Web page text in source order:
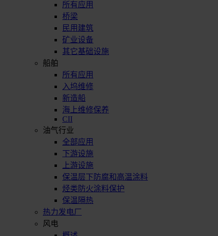
所有应用
桥梁
民用建筑
矿业设备
其它基础设施
船舶
所有应用
入坞维修
新造船
海上维修保养
CII
油气行业
全部应用
下游设施
上游设施
保温层下防腐和高温涂料
烃类防火涂料保护
保温隔热
热力发电厂
风电